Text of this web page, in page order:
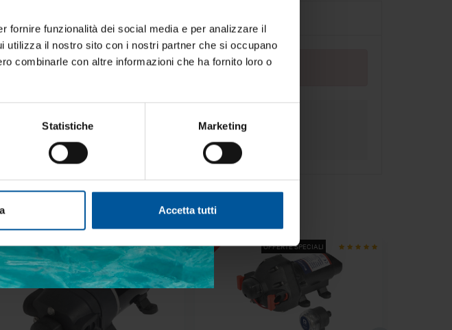
occasioni per la
vantaggiose e selezionate per chi
ciò che serve davvero a bordo.
fornire funzionalità dei social media e per analizzare il
utilizza il nostro sito con i nostri partner che si occupano
combinarle con altre informazioni che ha fornito loro o
Statistiche Marketing
Accetta tutti
OFFERTE SPECIALI OFFERTE SPECIALI
- 35%